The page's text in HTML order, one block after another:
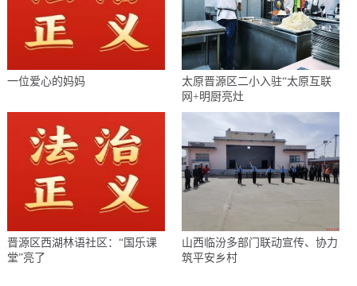
一位爱心的妈妈
太原晋源区二小入驻“太原互联
网+明厨亮灶
晋源区西湖林语社区：“国乐课
堂”亮了
山西临汾多部门联动宣传、协力
筑平安乡村